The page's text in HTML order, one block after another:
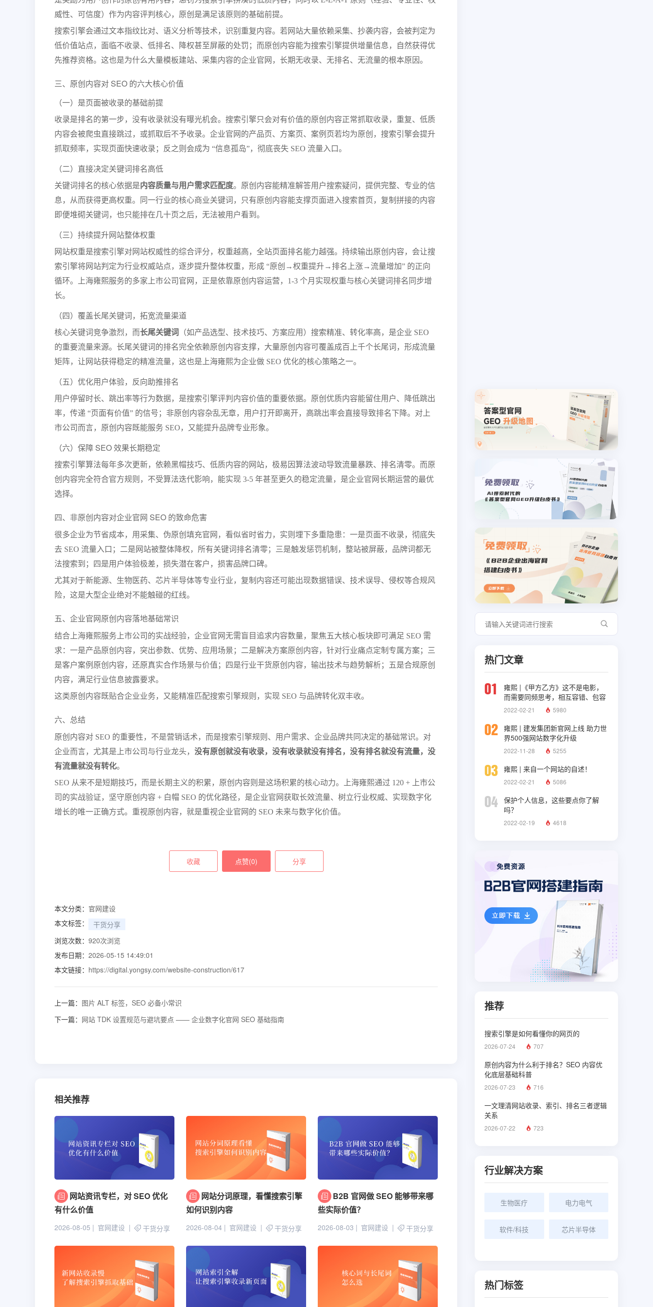
威性、可信度）作为内容评判核心，原创是满足该原则的基础前提。
搜索引擎会通过文本指纹比对、语义分析等技术，识别重复内容。若网站大量依赖采集、抄袭内容，会被判定为
低价值站点，面临不收录、低排名、降权甚至屏蔽的处罚；而原创内容能为搜索引擎提供增量信息，自然获得优
先推荐资格。这也是为什么大量模板建站、采集内容的企业官网，长期无收录、无排名、无流量的根本原因。
三、原创内容对 SEO 的六大核心价值
（一）是页面被收录的基础前提
收录是排名的第一步，没有收录就没有曝光机会。搜索引擎只会对有价值的原创内容正常抓取收录，重复、低质
内容会被爬虫直接跳过，或抓取后不予收录。企业官网的产品页、方案页、案例页若均为原创，搜索引擎会提升
抓取频率，实现页面快速收录；反之则会成为 “信息孤岛”，彻底丧失 SEO 流量入口。
（二）直接决定关键词排名高低
关键词排名的核心依据是内容质量与用户需求匹配度。原创内容能精准解答用户搜索疑问，提供完整、专业的信
息，从而获得更高权重。同一行业的核心商业关键词，只有原创内容能支撑页面进入搜索首页，复制拼接的内容
即便堆砌关键词，也只能排在几十页之后，无法被用户看到。
（三）持续提升网站整体权重
网站权重是搜索引擎对网站权威性的综合评分，权重越高，全站页面排名能力越强。持续输出原创内容，会让搜
索引擎将网站判定为行业权威站点，逐步提升整体权重，形成 “原创→权重提升→排名上涨→流量增加” 的正向
循环。
上海雍熙服务的多家上市公司官网，正是依靠原创内容运营，1-3 个月实现权重与核心关键词排名同步增
长。
（四）覆盖长尾关键词，拓宽流量渠道
核心关键词竞争激烈，而长尾关键词
（如产品选型、技术技巧、方案应用）搜索精准、转化率高，是企业 SEO
的重要流量来源。长尾关键词的排名完全依赖原创内容支撑，大量原创内容可覆盖成百上千个长尾词，形成流量
矩阵，让网站获得稳定的精准流量，这也是 上海雍熙为企业做 SEO 优化的核心策略之一。
（五）优化用户体验，反向助推排名
用户停留时长、跳出率等行为数据，是搜索引擎评判内容价值的重要依据。原创优质内容能留住用户、降低跳出
率，传递 “页面有价值” 的信号；非原创内容杂乱无章，用户打开即离开，高跳出率会直接导致排名下降。对上
市公司而言，原创内容既能服务 SEO，又能提升品牌专业形象。
（六）保障 SEO 效果长期稳定
搜索引擎算法每年多次更新，依赖黑帽技巧、低质内容的网站，极易因算法波动导致流量暴跌、排名清零。而原
创内容完全符合官方规则，不受算法迭代影响，能实现 3-5 年甚至更久的稳定流量，是企业官网长期运营的最优
选择。
四、非原创内容对企业官网 SEO 的致命危害
很多企业为节省成本，用采集、伪原创填充官网，看似省时省力，实则埋下多重隐患：一是页面不收录，彻底失
去 SEO 流量入口；二是网站被整体降权，所有关键词排名清零；三是触发惩罚机制，整站被屏蔽，品牌词都无
法搜索到；四是用户体验极差，损失潜在客户，损害品牌口碑。
尤其对于新能源、生物医药、芯片半导体等专业行业，复制内容还可能出现数据错误、技术误导、侵权等合规风
险，这是大型企业绝对不能触碰的红线。
五、企业官网原创内容落地基础常识
结合 上海雍熙服务上市公司的实战经验，企业官网无需盲目追求内容数量，聚焦五大核心板块即可满足 SEO 需
求：一是产品原创内容，突出参数、优势、应用场景；二是解决方案原创内容，针对行业痛点定制专属方案；三
是客户案例原创内容，还原真实合作场景与价值；四是行业干货原创内容，输出技术与趋势解析；五是合规原创
内容，满足行业信息披露要求。
这类原创内容既贴合企业业务，又能精准匹配搜索引擎规则，实现 SEO 与品牌转化双丰收。
六、总结
原创内容对 SEO 的重要性，不是营销话术，而是搜索引擎规则、用户需求、企业品牌共同决定的基础常识。对
企业而言，尤其是上市公司与行业龙头， 没有原创就没有收录，没有收录就没有排名，没有排名就没有流量，没
有流量就没有转化。
SEO 从来不是短期技巧，而是长期主义的积累，原创内容则是这场积累的核心动力。上海雍熙通过 120 + 上市公
司的实战验证，坚守原创内容 + 白帽 SEO 的优化路径，是企业官网获取长效流量、树立行业权威、实现数字化
增长的唯一正确方式。重视原创内容，就是重视企业官网的 SEO 未来与数字化价值。
收藏 点赞(0) 分享
本文分类： 官网建设
本文标签：
干货分享
浏览次数： 920次浏览
发布日期： 2026-05-15 14:49:01
本文链接： https://digital.yongsy.com/website-construction/617
上一篇： 图片 ALT 标签，SEO 必备小常识
下一篇： 网站 TDK 设置规范与避坑要点 —— 企业数字化官网 SEO 基础指南
相关推荐
网站资讯专栏，对 SEO 优化
有什么价值
2026-08-05 官网建设 干货分享
网站分词原理，看懂搜索引擎
如何识别内容
2026-08-04 官网建设 干货分享
B2B 官网做 SEO 能够带来哪
些实际价值？
2026-08-03 官网建设 干货分享
热门文章
01
雍熙 |《甲方乙方》这不是电影，
而需要同频思考，相互容错、包容
与理解
2022-02-21 5980
02 雍熙 | 建发集团新官网上线 助力世
界500强网站数字化升级
2022-11-28 5255
03 雍熙 | 来自一个网站的自述！
2022-02-21 5086
04
保护个人信息，这些要点你了解
吗？
2022-02-19 4618
推荐
搜索引擎是如何看懂你的网页的
2026-07-24 707
原创内容为什么利于排名？SEO 内容优
化底层基础科普
2026-07-23 716
一文理清网站收录、索引、排名三者逻辑
关系
2026-07-22 723
行业解决方案
生物医疗 电力电气
软件/科技 芯片半导体
热门标签